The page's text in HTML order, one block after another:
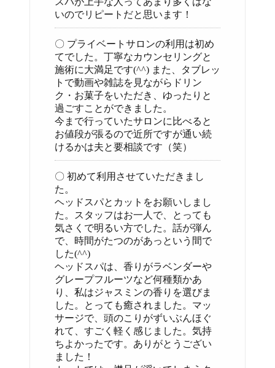
いのでリピートだと思います！
〇 プライベートサロンの利用は初め
てでした。丁寧なカウンセリングと
施術に大満足です(^^) また、タブレッ
トで動画や雑誌を見ながらドリン
ク・お菓子をいただき、ゆったりと
過ごすことができました。
今まで行っていたサロンに比べると
お値段が張るので近所ですが通い続
けるかは夫と要相談です（笑）
〇 初めて利用させていただきまし
た。
ヘッドスパとカットをお願いしまし
た。スタッフはお一人で、とっても
気さくで明るい方でした。話が弾ん
で、時間がたつのがあっという間で
した(^^)
ヘッドスパは、香りがラベンダーや
グレープフルーツなど何種類かあ
り、私はジャスミンの香りを選びま
した。とっても癒されました。マッ
サージで、頭のこりがずいぶんほぐ
れて、すごく軽く感じました。気持
ちよかったです。ありがとうござい
ました！